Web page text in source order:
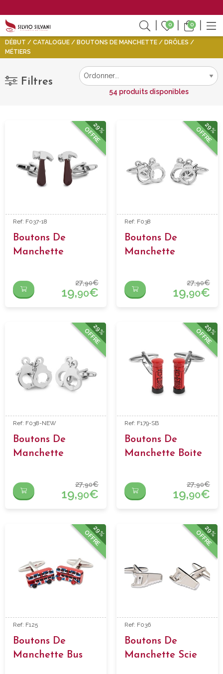
0 0
DÉBUT CATALOGUE BOUTONS DE MANCHETTE
DRÔLES
MÉTIERS
Filtres
54 produits disponibles
29%
OFFRE
Ref: F037-18
Boutons De
Manchette
27,90€
19,90€
29%
OFFRE
Ref: F038
Boutons De
Manchette
27,90€
19,90€
29%
OFFRE
Ref: F038-NEW
Boutons De
Manchette
27,90€
19,90€
29%
OFFRE
Ref: F179-SB
Boutons De
Manchette Boite
27,90€
19,90€
29%
OFFRE
Ref: F125
Boutons De
Manchette Bus
29%
OFFRE
Ref: F036
Boutons De
Manchette Scie